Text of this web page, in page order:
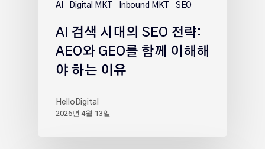
AI Digital MKT Inbound MKT SEO
AI 검색 시대의 SEO 전략:
AEO와 GEO를 함께 이해해
야 하는 이유
HelloDigital
2026년 4월 13일